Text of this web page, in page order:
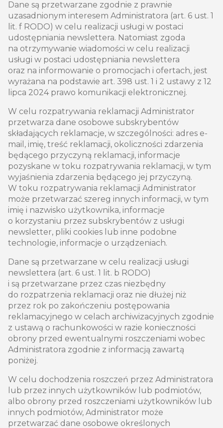
Dane są przetwarzane zgodnie z prawnie
uzasadnionym interesem Administratora (art. 6 ust. 1
lit. f RODO) w celu realizacji usługi w postaci
udostępniania newslettera. Natomiast zgoda
na otrzymywanie wiadomości w celu realizacji
usługi w postaci udostępniania newslettera
oraz na informowanie o promocjach i ofertach, jest
wyrażana na podstawie art. 398 ust. 1 i 2 ustawy z 12
lipca 2024 prawo komunikacji elektronicznej.
W celu rozpatrywania reklamacji Administrator
przetwarza dane osobowe subskrybentów
składających reklamacje, w szczególności: adres e-
mail, imię, treść reklamacji, okoliczności zdarzenia
będącego przyczyną reklamacji, informacje
pozyskane w toku rozpatrywania reklamacji, w tym
wyjaśnienia zdarzenia będącego jej przyczyną.
W toku rozpatrywania reklamacji Administrator
może przetwarzać szereg innych informacji, w tym
imię i nazwisko użytkownika, informacje
o korzystaniu przez subskrybentów z usługi
newsletter, pliki cookies lub inne podobne
technologie, informacje o urządzeniach.
Dane są przetwarzane w celu realizacji usługi
newslettera (art. 6 ust. 1 lit. b RODO)
i są przetwarzane przez czas niezbędny
do rozpatrzenia reklamacji oraz nie dłużej niż
przez rok po zakończeniu postępowania
reklamacyjnego w celach archiwizacyjnych zgodnie
z ustawą o rachunkowości w razie konieczności
obrony przed ewentualnymi roszczeniami wobec
Administratora zgodnie z informacją zawartą
poniżej.
W celu dochodzenia roszczeń przez Administratora
lub przez innych użytkowników lub podmiotów,
albo obrony przed roszczeniami użytkowników lub
innych podmiotów, Administrator może
przetwarzać dane osobowe określonych